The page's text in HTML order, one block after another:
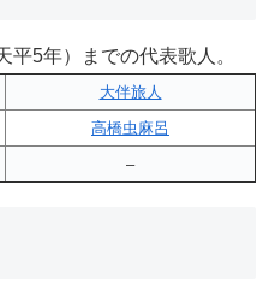
5年）までの代表歌人。
大伴旅人
高橋虫麻呂
–